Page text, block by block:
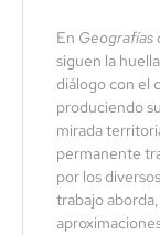
En Geografías
siguen la
diálogo con el
produciendo
mirada
permanente
por los
trabajo